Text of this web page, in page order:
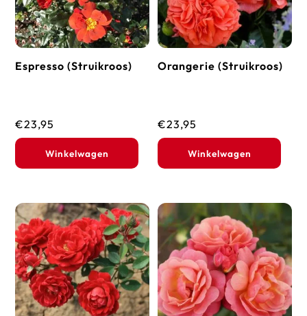
Espresso (Struikroos)
€23,95
Winkelwagen
Orangerie (Struikroos)
€23,95
Winkelwagen